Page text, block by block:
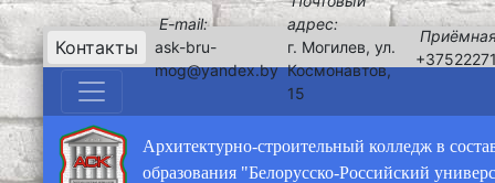
Контакты
E-mail:
ask-bru-
mog@yandex.by
адрес:
г. Могилев, ул.
Космонавтов,
15
Архитектурно-строительный колледж в
образования "Белорусско-Российский